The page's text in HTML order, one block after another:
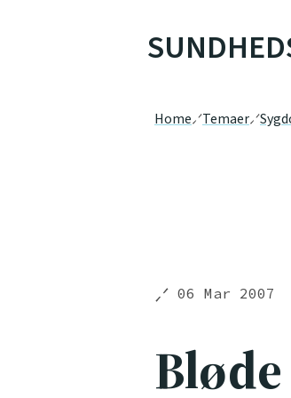
Home Temaer
06 Mar 2007